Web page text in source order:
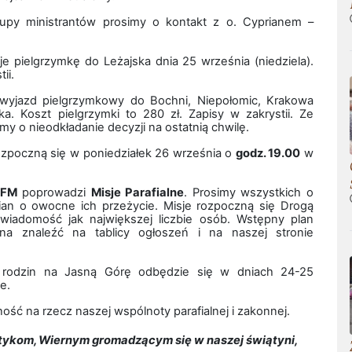
ministrantów prosimy o kontakt z o. Cyprianem –
pielgrzymkę do Leżajska dnia 25 września (niedziela).
pielgrzymkowy do Bochni, Niepołomic, Krakowa
Koszt pielgrzymki to 280 zł. Zapisy w zakrystii. Ze
o nieodkładanie decyzji na ostatnią chwilę.
się w poniedziałek 26 września o godz. 19.00 w
poprowadzi Misje Parafialne. Prosimy wszystkich o
o owocne ich przeżycie. Misje rozpoczną się Drogą
jak największej liczbie osób. Wstępny plan
znaleźć na tablicy ogłoszeń i na naszej stronie
rodzin na Jasną Górę odbędzie się w dniach 24-25
na rzecz naszej wspólnoty parafialnej i zakonnej.
Wiernym gromadzącym się w naszej świątyni,